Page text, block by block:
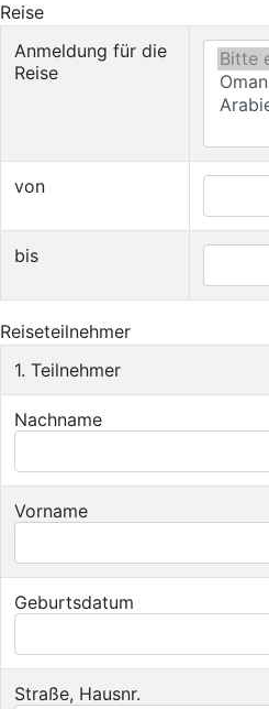
Reise
Anmeldung für die
Reise
von
bis
Reiseteilnehmer
1. Teilnehmer
Nachname
Vorname
Geburtsdatum
Straße, Hausnr.